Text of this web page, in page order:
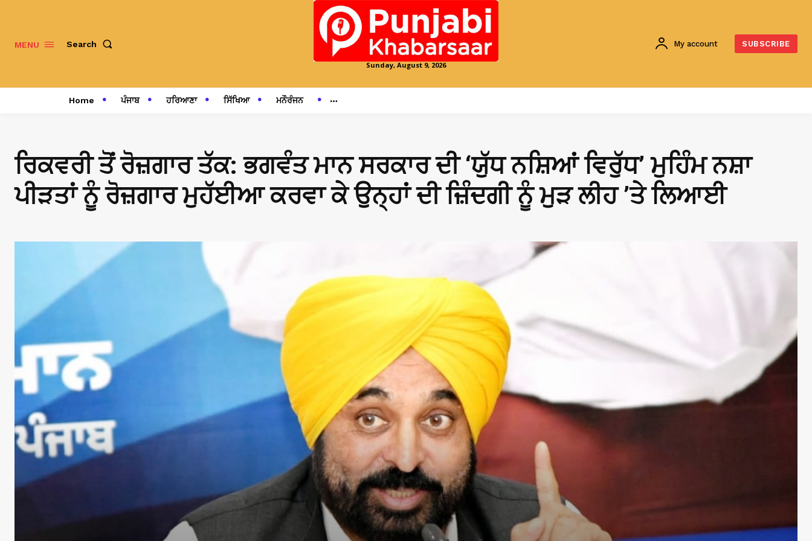
MENU Search
Sunday, August 9, 2026
My account SUBSCRIBE
Home ਪੰਜਾਬ ਹਰਿਆਣਾ ਸਿੱਖਿਆ ਮਨੌਰੰਜਨ
ਰਿਕਵਰੀ ਤੋਂ ਰੋਜ਼ਗਾਰ ਤੱਕ: ਭਗਵੰਤ ਮਾਨ ਸਰਕਾਰ ਦੀ ‘ਯੁੱਧ ਨਸ਼ਿਆਂ ਵਿਰੁੱਧ’ ਮੁਹਿੰਮ ਨਸ਼ਾ
ਪੀੜਤਾਂ ਨੂੰ ਰੋਜ਼ਗਾਰ ਮੁਹੱਈਆ ਕਰਵਾ ਕੇ ਉਨ੍ਹਾਂ ਦੀ ਜ਼ਿੰਦਗੀ ਨੂੰ ਮੁੜ ਲੀਹ ’ਤੇ ਲਿਆਈ